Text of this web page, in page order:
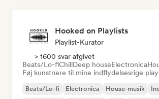
Hooked on Playlists
Playlist-Kurator
> 1600 svar afgivet
Beats/Lo-fiChillDeep houseElectronica
Føj kunstnere til mine indflydelsesrige
Beats/Lo-fi Electronica House-musik